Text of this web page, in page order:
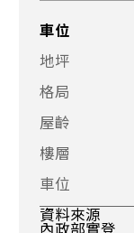
車位
地坪
格局
屋齡
樓層
車位
資料來源